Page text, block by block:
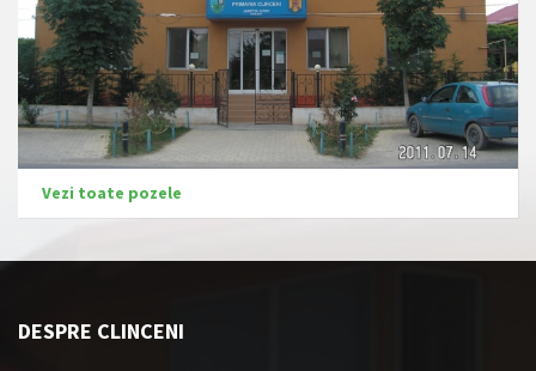
Vezi toate pozele
DESPRE CLINCENI